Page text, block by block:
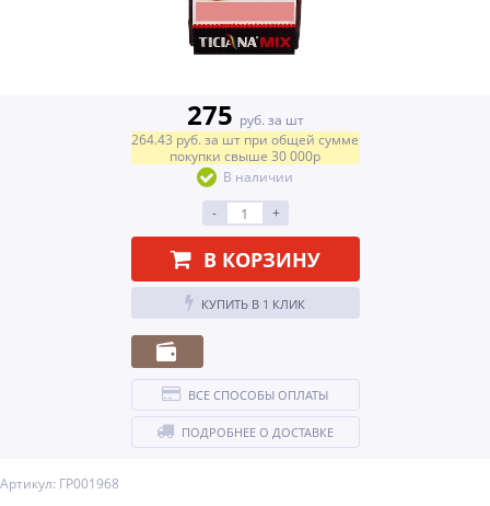
Артикул: ГР001968
275 руб. за шт
264.43 руб. за шт при общей сумме
покупки свыше 30 000р
В наличии
-
+
В КОРЗИНУ
КУПИТЬ В 1 КЛИК
ВСЕ СПОСОБЫ ОПЛАТЫ
ПОДРОБНЕЕ О ДОСТАВКЕ